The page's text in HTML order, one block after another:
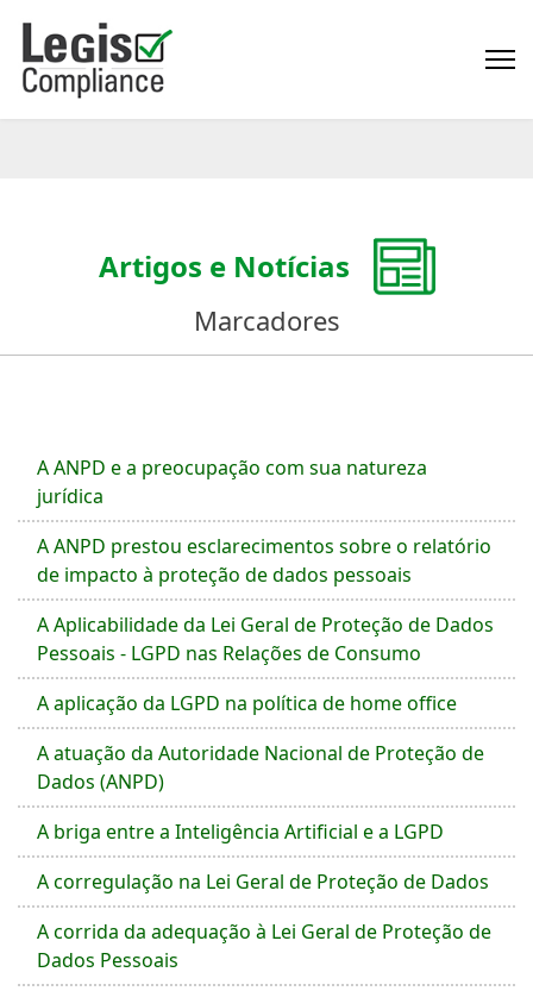
Artigos e Notícias
Marcadores
A ANPD e a preocupação com sua natureza
jurídica
A ANPD prestou esclarecimentos sobre o relatório
de impacto à proteção de dados pessoais
A Aplicabilidade da Lei Geral de Proteção de Dados
Pessoais - LGPD nas Relações de Consumo
A aplicação da LGPD na política de home office
A atuação da Autoridade Nacional de Proteção de
Dados (ANPD)
A briga entre a Inteligência Artificial e a LGPD
A corregulação na Lei Geral de Proteção de Dados
A corrida da adequação à Lei Geral de Proteção de
Dados Pessoais